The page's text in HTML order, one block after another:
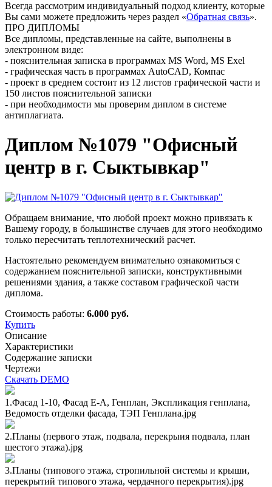
Всегда рассмотрим индивидуальный подход клиенту, которые
Вы сами можете предложить через раздел «Обратная связь».
ПРО ДИПЛОМЫ
Все дипломы, представленные на сайте, выполнены в
электронном виде:
- пояснительная записка в программах MS Word, MS Exel
- графическая часть в программах AutoCAD, Компас
- проект в среднем состоит из 12 листов графической части и
150 листов пояснительной записки
- при необходимости мы проверим диплом в системе
антиплагиата.
Диплом №1079 "Офисный
центр в г. Сыктывкар"
Обращаем внимание, что любой проект можно привязать к
Вашему городу, в большинстве случаев для этого необходимо
только пересчитать теплотехнический расчет.
Настоятельно рекомендуем внимательно ознакомиться с
содержанием пояснительной записки, конструктивными
решениями здания, а также составом графической части
диплома.
Стоимость работы: 6.000 руб.
Купить
Описание
Характеристики
Содержание записки
Чертежи
Скачать DEMO
1.Фасад 1-10, Фасад Е-А, Генплан, Экспликация генплана,
Ведомость отделки фасада, ТЭП Генплана.jpg
2.Планы (первого этаж, подвала, перекрыия подвала, план
шестого этажа).jpg
3.Планы (типового этажа, стропильной системы и крыши,
перекрытий типового этажа, чердачного перекрытия).jpg